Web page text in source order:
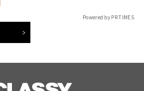
Powered by PR TIMES